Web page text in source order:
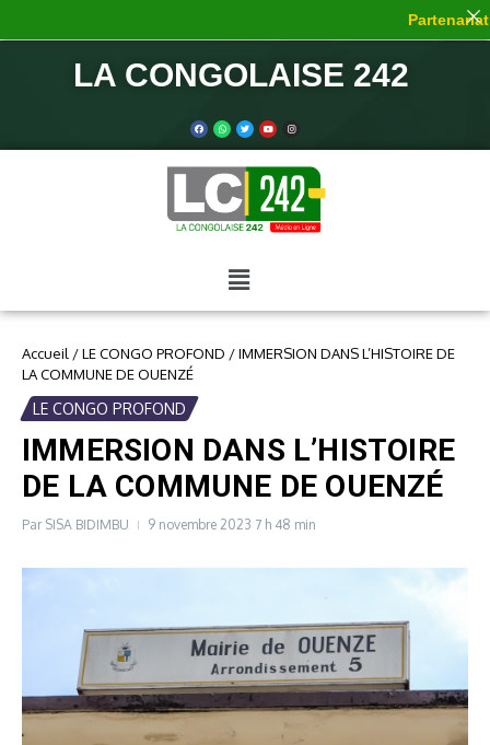
LA CONGOLAISE 242
Accueil /LE CONGO PROFOND /IMMERSION DANS L’HISTOIRE DE
LA COMMUNE DE OUENZÉ
LE CONGO PROFOND
IMMERSION DANS L’HISTOIRE
DE LA COMMUNE DE OUENZÉ
Par SISA BIDIMBU 9 novembre 2023 7 h 48 min
Partenariat